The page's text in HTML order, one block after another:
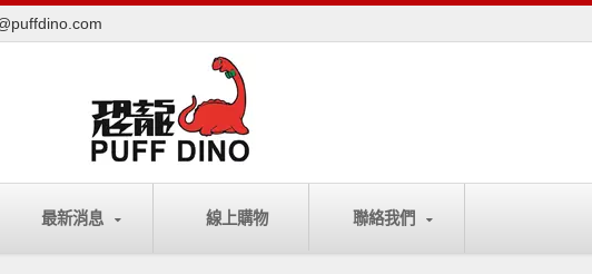
最新消息 線上購物 聯絡我們